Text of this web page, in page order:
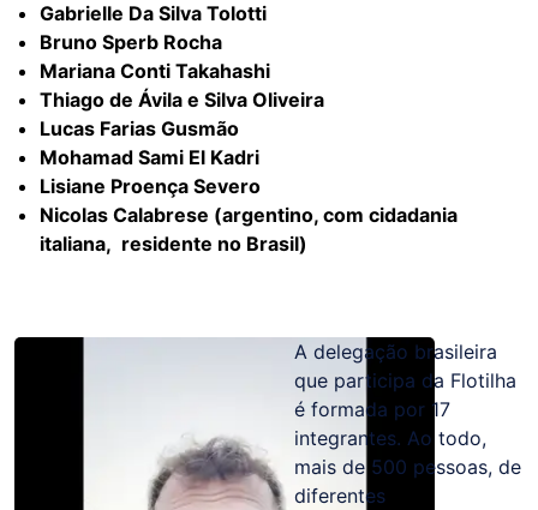
Gabrielle Da Silva Tolotti
Bruno Sperb Rocha
Mariana Conti Takahashi
Thiago de Ávila e Silva Oliveira
Lucas Farias Gusmão
Mohamad Sami El Kadri
Lisiane Proença Severo
Nicolas Calabrese (argentino, com cidadania
italiana, residente no Brasil)
A delegação brasileira
que participa da Flotilha
é formada por 17
integrantes. Ao todo,
mais de 500 pessoas, de
diferentes